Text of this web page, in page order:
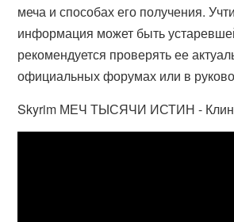
меча и способах его получения.
информация может быть
рекомендуется проверять ее
официальных форумах или в
Skyrim МЕЧ ТЫСЯЧИ ИСТИН -